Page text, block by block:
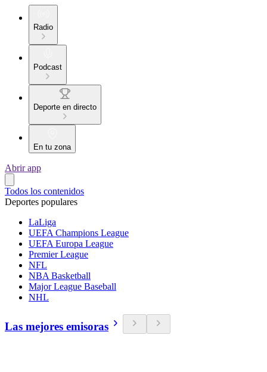
Radio
Podcast
Deporte en directo
En tu zona
Abrir app
Todos los contenidos
Deportes populares
LaLiga
UEFA Champions League
UEFA Europa League
Premier League
NFL
NBA Basketball
Major League Baseball
NHL
Las mejores emisoras